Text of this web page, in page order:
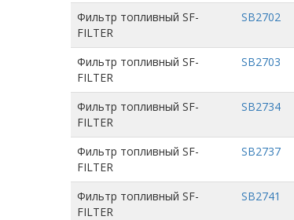
Фильтр топливный SF-
FILTER
SB2702
Фильтр топливный SF-
FILTER
SB2703
Фильтр топливный SF-
FILTER
SB2734
Фильтр топливный SF-
FILTER
SB2737
Фильтр топливный SF-
FILTER
SB2741